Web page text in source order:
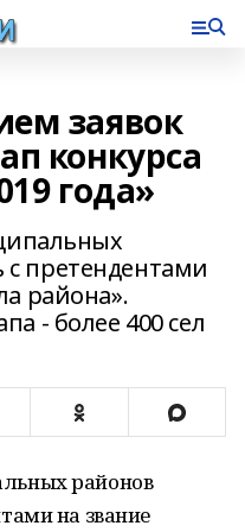
заявок
конкурса
года»
претендентами
района».
- более 400 сел
районов
на звание